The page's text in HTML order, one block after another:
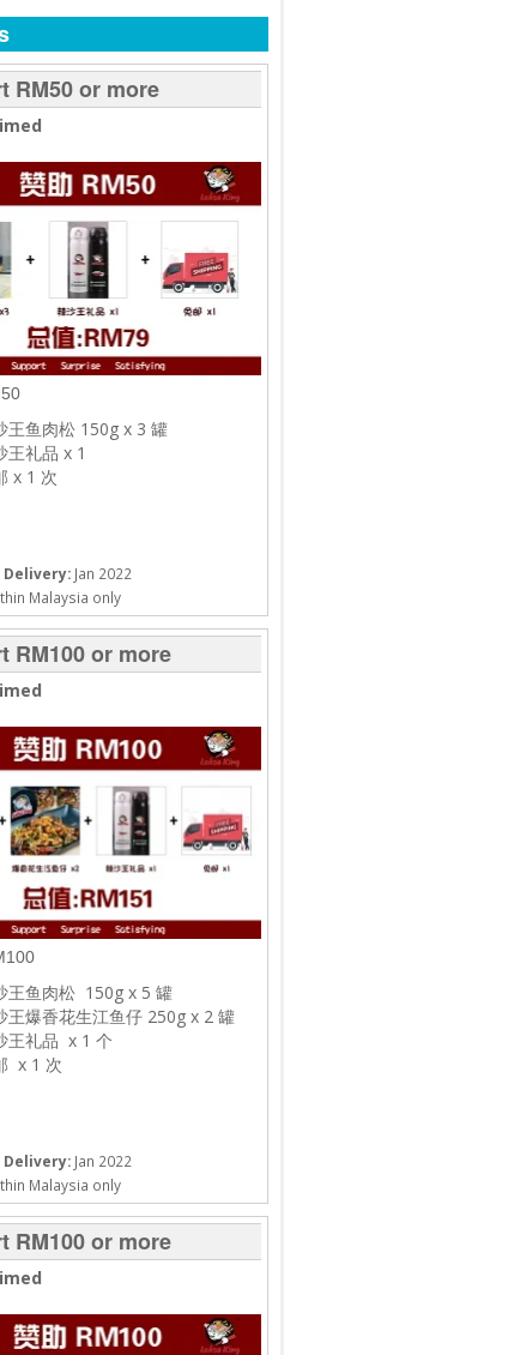
RM50 or more
王鱼肉松 150g x 3 罐
王礼品 x 1
x 1 次
Jan 2022
Malaysia only
RM100 or more
王鱼肉松 150g x 5 罐
王爆香花生江鱼仔 250g x 2 罐
王礼品 x 1 个
x 1 次
Jan 2022
Malaysia only
RM100 or more